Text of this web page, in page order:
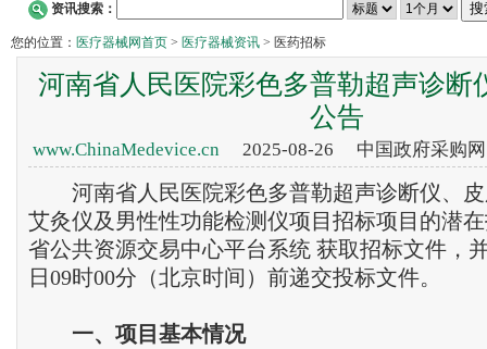
资讯搜索：
您的位置： 医疗器械网首页 > 医疗器械资讯 > 医药招标
河南省人民医院彩色多普勒超声诊断
公告
www.ChinaMedevice.cn2025-08-26 中国政府采购
河南省人民医院彩色多普勒超声诊断仪、皮
艾灸仪及男性性功能检测仪项目招标项目的潜
省公共资源交易中心平台系统 获取招标文件，
日09时00分（北京时间）前递交投标文件。
一、项目基本情况